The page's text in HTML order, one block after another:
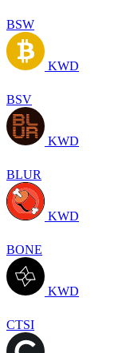
BSW
KWD
BSV
KWD
BLUR
KWD
BONE
KWD
CTSI